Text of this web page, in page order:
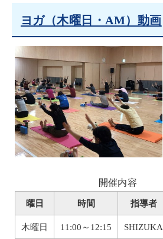
ヨガ（木曜日・AM）動画
開催内容
曜日 時間 指導者
木曜日 11:00～12:15 SHIZUKA